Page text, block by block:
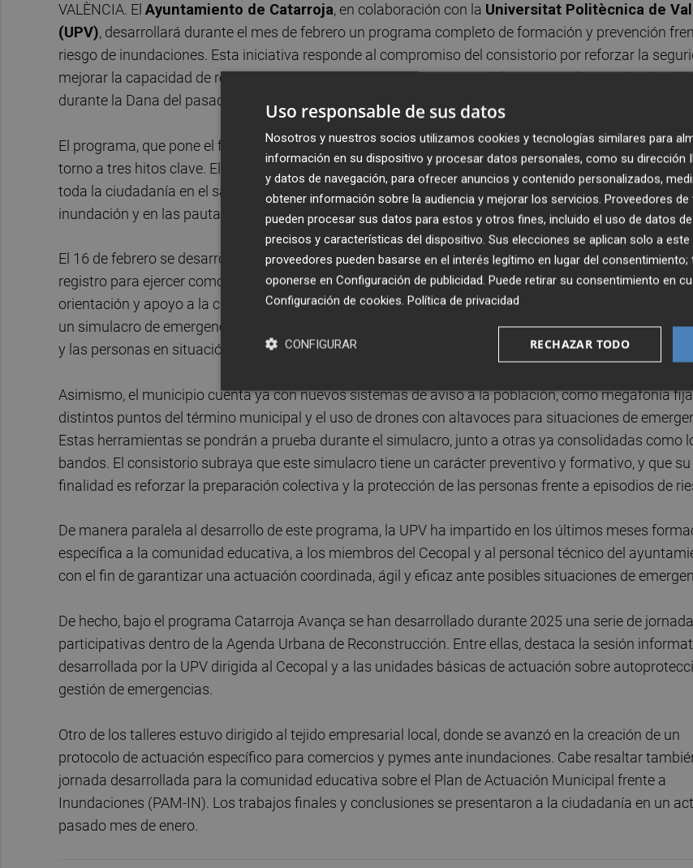
VALÈNCIA. El Ayuntamiento de Catarroja, en colaboración con la Universitat Politècnica de
(UPV), desarrollará durante el mes de febrero un programa completo de formación y prevención
riesgo de inundaciones. Esta iniciativa responde al compromiso del consistorio por reforzar la
mejorar la capacidad de respuesta ante situaciones de riesgo, especialmente tras la experiencia
durante la Dana del pasado 29 de octubre de 2024.
El programa, que pone el foco en la prevención y en la implicación activa de la ciudadanía, se
torno a tres hitos clave. El primero de ellos tendrá lugar el 10 de febrero, con una sesión formativa
toda la ciudadanía en el salón de plenos del ayuntamiento, centrada en la identificación de los
inundación y en las pautas de actuación antes, durante y después de una emergencia.
El 16 de febrero se desarrollará una formación específica dirigida a las personas voluntarias
registro para ejercer como líderes locales en caso de emergencia, pues tendrán un papel clave en la
orientación y apoyo a la ciudadanía. Finalmente, el programa concluirá el 18 de febrero con la
un simulacro de emergencia, en el que participará el tejido comercial y empresarial, la comunidad
y las personas en situación de mayor vulnerabilidad.
Asimismo, el municipio cuenta ya con nuevos sistemas de aviso a la población, como megafonía
distintos puntos del término municipal y el uso de drones con altavoces para situaciones de
Estas herramientas se pondrán a prueba durante el simulacro, junto a otras ya consolidadas como
bandos. El consistorio subraya que este simulacro tiene un carácter preventivo y formativo, y que su
finalidad es reforzar la preparación colectiva y la protección de las personas frente a episodios de
De manera paralela al desarrollo de este programa, la UPV ha impartido en los últimos meses
específica a la comunidad educativa, a los miembros del Cecopal y al personal técnico del
con el fin de garantizar una actuación coordinada, ágil y eficaz ante posibles situaciones de
De hecho, bajo el programa Catarroja Avança se han desarrollado durante 2025 una serie de
participativas dentro de la Agenda Urbana de Reconstrucción. Entre ellas, destaca la sesión
desarrollada por la UPV dirigida al Cecopal y a las unidades básicas de actuación sobre
gestión de emergencias.
Otro de los talleres estuvo dirigido al tejido empresarial local, donde se avanzó en la creación de un
protocolo de actuación específico para comercios y pymes ante inundaciones. Cabe resaltar
jornada desarrollada para la comunidad educativa sobre el Plan de Actuación Municipal frente a
Inundaciones (PAM-IN). Los trabajos finales y conclusiones se presentaron a la ciudadanía en un
pasado mes de enero.
Uso responsable de sus datos
Nosotros y nuestros socios utilizamos cookies y tecnologías similares para
información en su dispositivo y procesar datos personales, como su dirección
y datos de navegación, para ofrecer anuncios y contenido personalizados,
obtener información sobre la audiencia y mejorar los servicios. Proveedores
pueden procesar sus datos para estos y otros fines, incluido el uso de datos
precisos y características del dispositivo. Sus elecciones se aplican solo a
proveedores pueden basarse en el interés legítimo en lugar del consentimiento;
oponerse en Configuración de publicidad. Puede retirar su consentimiento en
Configuración de cookies. Política de privacidad
RECHAZAR TODO
CONFIGURAR